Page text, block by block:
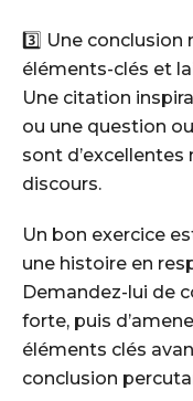
3️⃣ Une
éléments-clés et
Une citation
ou une question
sont d’excellentes
discours.
Un bon exercice
une histoire en
Demandez-lui de
forte, puis
éléments clés
conclusion